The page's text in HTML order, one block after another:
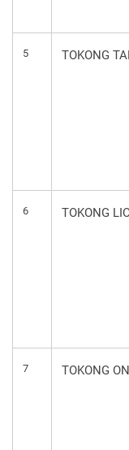
5 TOKONG
6 TOKONG
7 TOKONG